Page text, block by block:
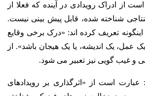
از ادراک رویدادی در آینده که فعلا از
شناخته شده، قابل پیش بینی نیست.
اینگونه تعریف کرده اند: «درک برخی وقایع
عمل، یک اندیشه، یا یک هیجان باشد». از
و غیب گویی نیز تعبیر می شود.
: عبارت است از «اثرگذاری بر رویدادهای